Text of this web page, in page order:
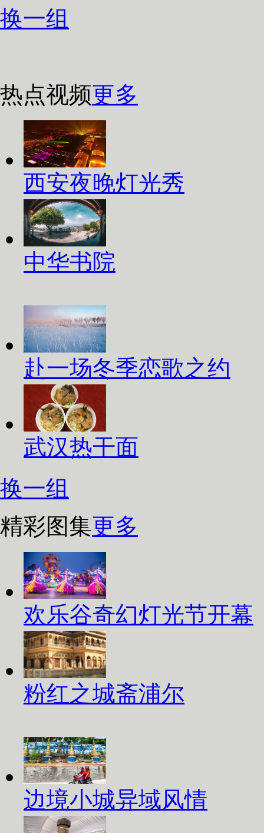
换一组
热点视频更多
西安夜晚灯光秀
中华书院
赴一场冬季恋歌之约
武汉热干面
换一组
精彩图集更多
欢乐谷奇幻灯光节开幕
粉红之城斋浦尔
边境小城异域风情